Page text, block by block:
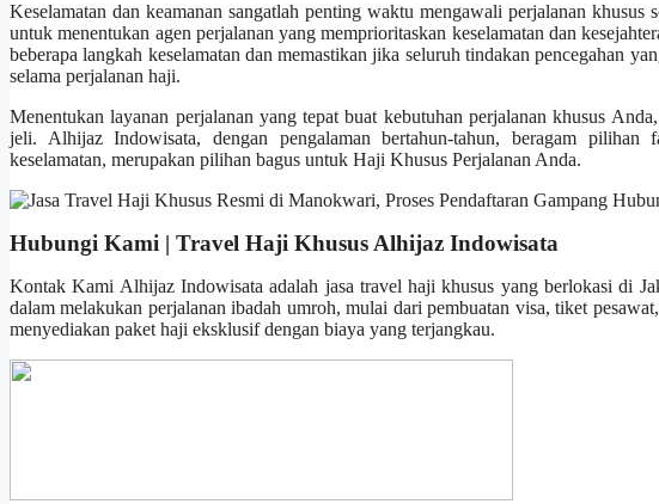
Keselamatan dan keamanan sangatlah penting waktu mengawali perjalanan
untuk menentukan agen perjalanan yang memprioritaskan keselamatan dan
beberapa langkah keselamatan dan memastikan jika seluruh tindakan pencegahan
selama perjalanan haji.
Menentukan layanan perjalanan yang tepat buat kebutuhan perjalanan khusus
jeli. Alhijaz Indowisata, dengan pengalaman bertahun-tahun, beragam
keselamatan, merupakan pilihan bagus untuk Haji Khusus Perjalanan Anda.
Hubungi Kami | Travel Haji Khusus Alhijaz Indowisata
Kontak Kami Alhijaz Indowisata adalah jasa travel haji khusus yang berlokasi di
dalam melakukan perjalanan ibadah umroh, mulai dari pembuatan visa, tiket
menyediakan paket haji eksklusif dengan biaya yang terjangkau.